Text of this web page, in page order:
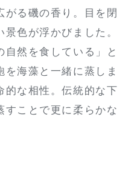
がる磯の香り。目を閉
色が浮かびました。
自然を食している」と
海藻と一緒に蒸しま
的な相性。伝統的な下
すことで更に柔らかな